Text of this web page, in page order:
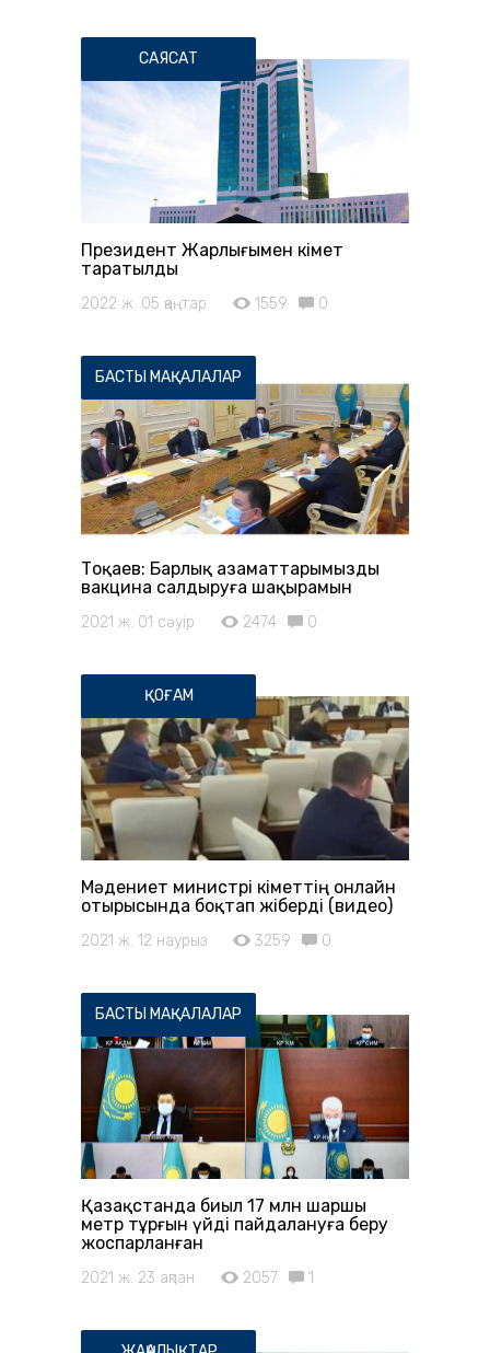
САЯСАТ
Президент Жарлығымен Үкімет
таратылды
2022 ж. 05 қаңтар 1559 0
БАСТЫ МАҚАЛАЛАР
Тоқаев: Барлық азаматтарымызды
вакцина салдыруға шақырамын
2021 ж. 01 сәуір 2474 0
ҚОҒАМ
Мәдениет министрі Үкіметтің онлайн
отырысында боқтап жіберді (видео)
2021 ж. 12 наурыз 3259 0
БАСТЫ МАҚАЛАЛАР
Қазақстанда биыл 17 млн шаршы
метр тұрғын үйді пайдалануға беру
жоспарланған
2021 ж. 23 ақпан 2057 1